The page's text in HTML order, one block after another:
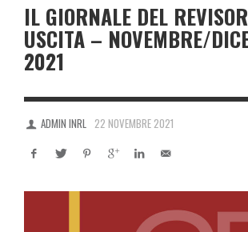
IL GIORNALE DEL
USCITA – NOVEMBRE/
2021
ADMIN INRL 22 NOVEMBRE 2021